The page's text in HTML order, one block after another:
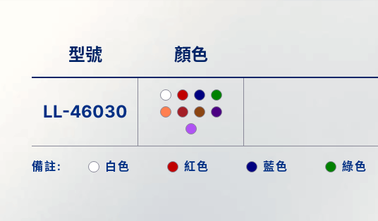
型號 顏色
LL-46030
備註: 白色 紅色 藍色 綠色